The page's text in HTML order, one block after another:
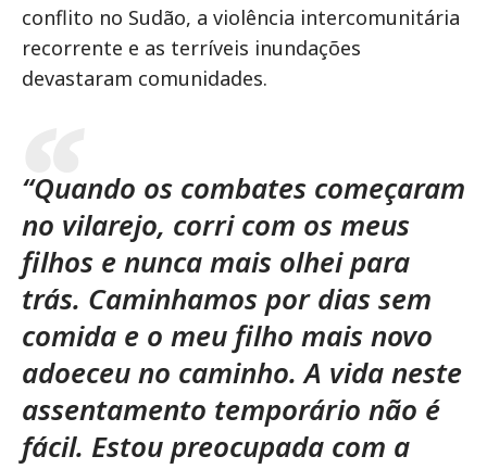
conflito no Sudão, a violência intercomunitária
recorrente e as terríveis inundações
devastaram comunidades.
“Quando os combates começaram
no vilarejo, corri com os meus
filhos e nunca mais olhei para
trás. Caminhamos por dias sem
comida e o meu filho mais novo
adoeceu no caminho. A vida neste
assentamento temporário não é
fácil. Estou preocupada com a